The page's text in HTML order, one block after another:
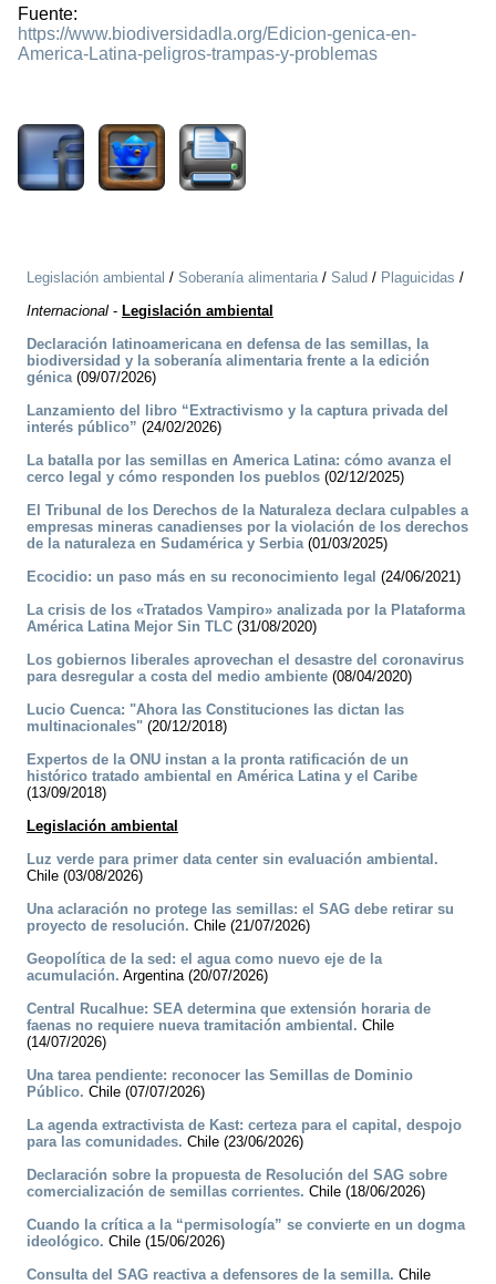
Fuente:
https://www.biodiversidadla.org/Edicion-genica-en-
America-Latina-peligros-trampas-y-problemas
Legislación ambiental / Soberanía alimentaria/ Salud / Plaguicidas /
Internacional - Legislación ambiental
Declaración latinoamericana en defensa de las semillas, la
biodiversidad y la soberanía alimentaria frente a la edición
génica(09/07/2026)
Lanzamiento del libro “Extractivismo y la captura privada del
interés público” (24/02/2026)
La batalla por las semillas en America Latina: cómo avanza el
cerco legal y cómo responden los pueblos (02/12/2025)
El Tribunal de los Derechos de la Naturaleza declara culpables a
empresas mineras canadienses por la violación de los derechos
de la naturaleza en Sudamérica y Serbia(01/03/2025)
Ecocidio: un paso más en su reconocimiento legal (24/06/2021)
La crisis de los «Tratados Vampiro» analizada por la Plataforma
América Latina Mejor Sin TLC (31/08/2020)
Los gobiernos liberales aprovechan el desastre del coronavirus
para desregular a costa del medio ambiente (08/04/2020)
Lucio Cuenca: "Ahora las Constituciones las dictan las
multinacionales" (20/12/2018)
Expertos de la ONU instan a la pronta ratificación de un
histórico tratado ambiental en América Latina y el Caribe
(13/09/2018)
Legislación ambiental
Luz verde para primer data center sin evaluación ambiental.
Chile (03/08/2026)
Una aclaración no protege las semillas: el SAG debe retirar su
proyecto de resolución. Chile (21/07/2026)
Geopolítica de la sed: el agua como nuevo eje de la
acumulación. Argentina (20/07/2026)
Central Rucalhue: SEA determina que extensión horaria de
faenas no requiere nueva tramitación ambiental. Chile
(14/07/2026)
Una tarea pendiente: reconocer las Semillas de Dominio
Público. Chile (07/07/2026)
La agenda extractivista de Kast: certeza para el capital, despojo
para las comunidades. Chile (23/06/2026)
Declaración sobre la propuesta de Resolución del SAG sobre
comercialización de semillas corrientes. Chile (18/06/2026)
Cuando la crítica a la “permisología” se convierte en un dogma
ideológico. Chile (15/06/2026)
Consulta del SAG reactiva a defensores de la semilla. Chile